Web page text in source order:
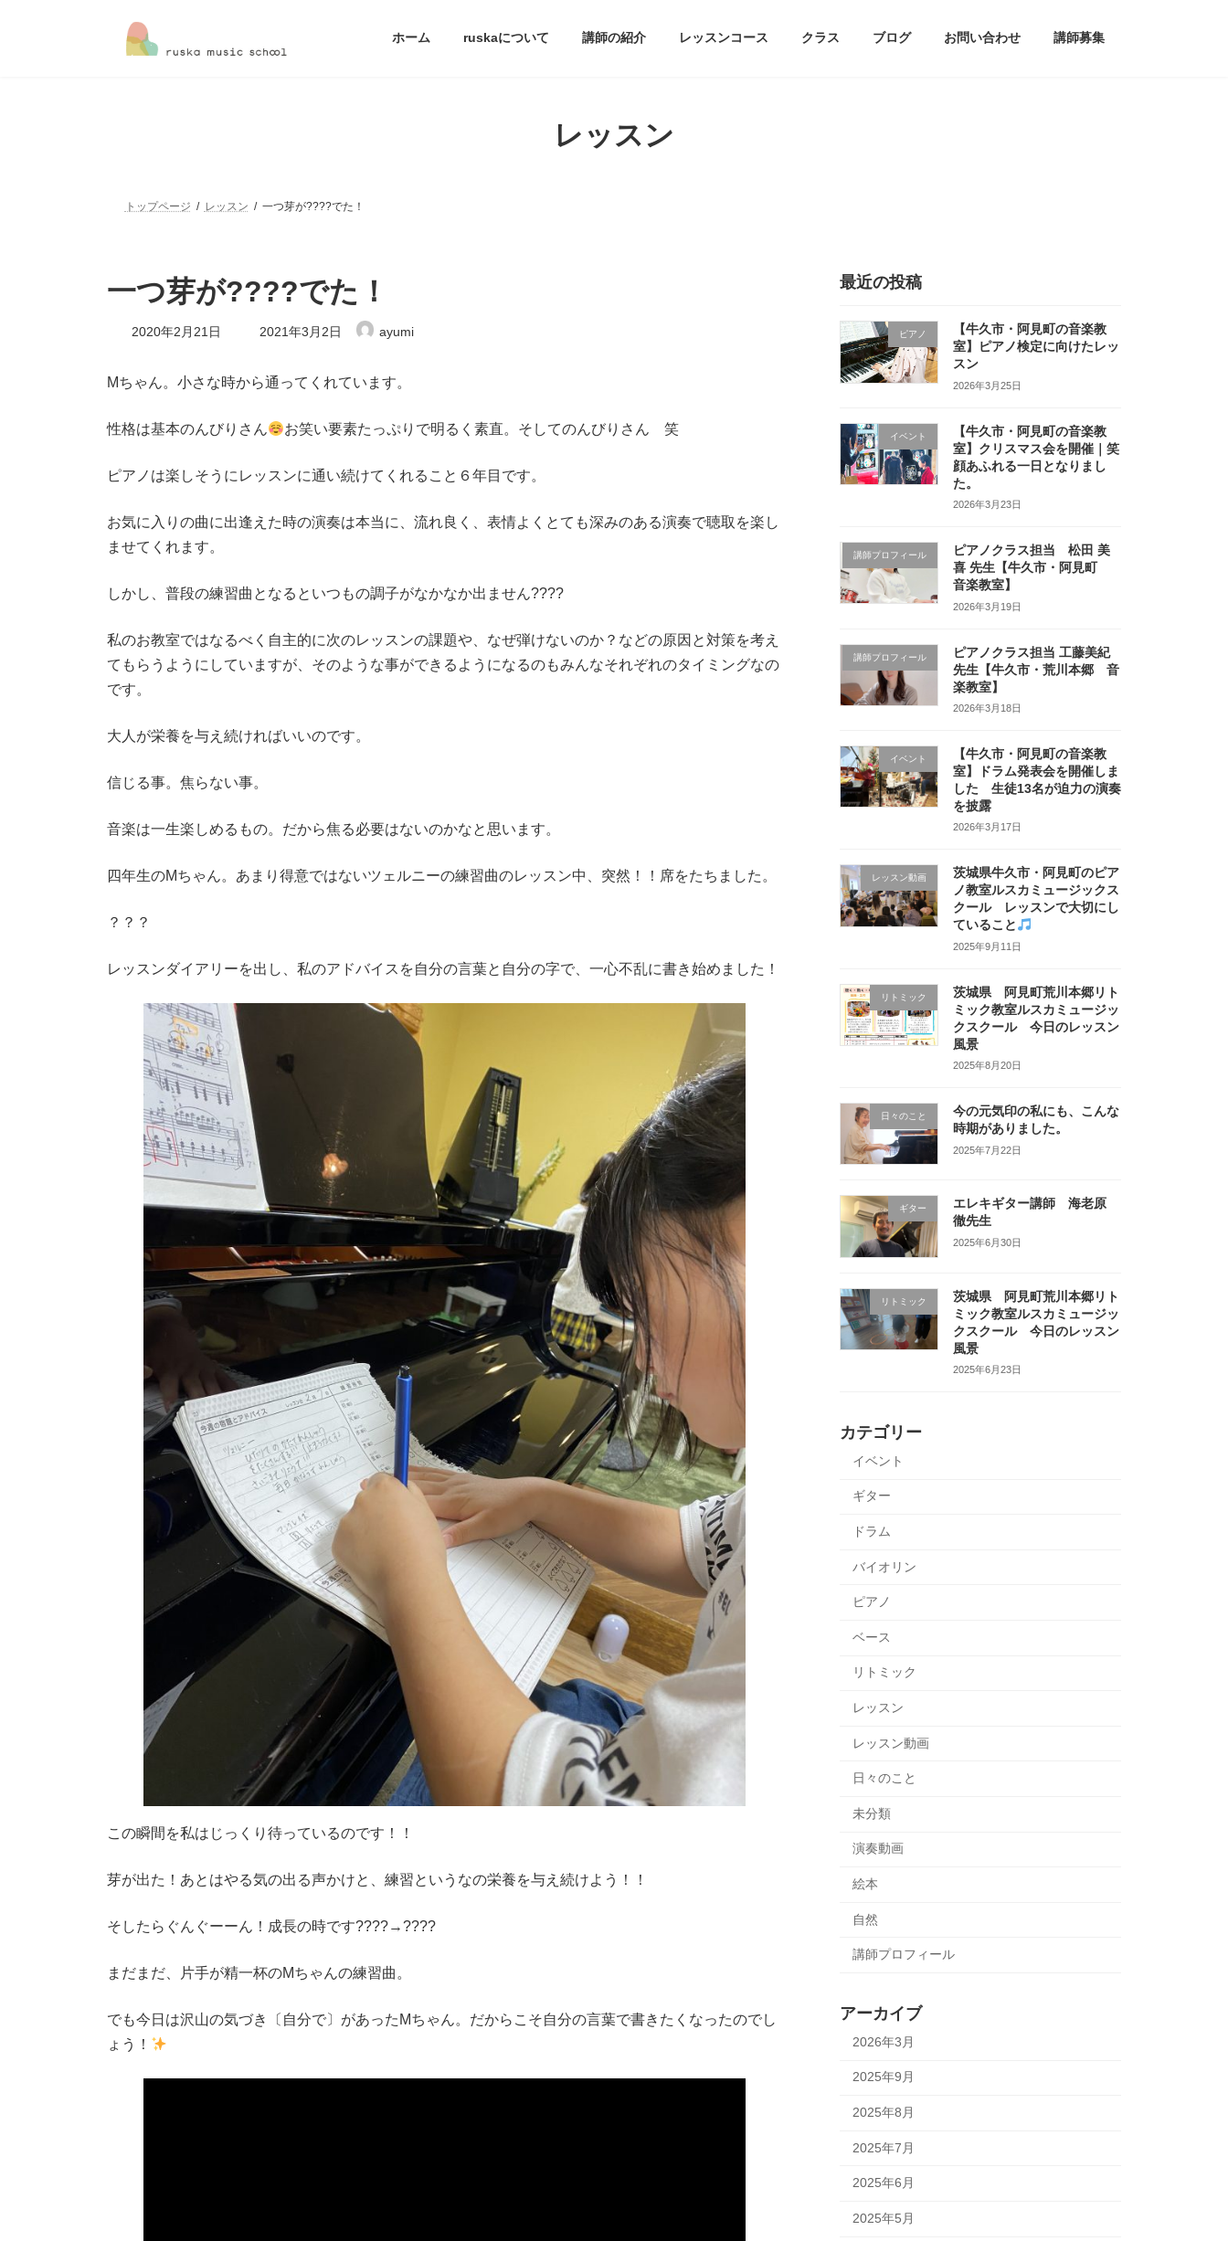
ホーム ruskaについて 講師の紹介 レッスンコース クラス ブログ お問い合わせ 講師募集
レッスン
トップページ レッスン 一つ芽が????でた！
一つ芽が????でた！
2020年2月21日
最
終
新
日
:
2021年3月2日 ayumi
Mちゃん。小さな時から通ってくれています。
性格は基本のんびりさん お笑い要素たっぷりで明るく素直。そしてのんびりさん 笑
ピアノは楽しそうにレッスンに通い続けてくれること６年目です。
お気に入りの曲に出逢えた時の演奏は本当に、流れ良く、表情よくとても深みのある演奏で聴取を楽し
ませてくれます。
しかし、普段の練習曲となるといつもの調子がなかなか出ません????
私のお教室ではなるべく自主的に次のレッスンの課題や、なぜ弾けないのか？などの原因と対策を考え
てもらうようにしていますが、そのような事ができるようになるのもみんなそれぞれのタイミングなの
です。
大人が栄養を与え続ければいいのです。
信じる事。焦らない事。
音楽は一生楽しめるもの。だから焦る必要はないのかなと思います。
四年生のMちゃん。あまり得意ではないツェルニーの練習曲のレッスン中、突然！！席をたちました。
？？？
レッスンダイアリーを出し、私のアドバイスを自分の言葉と自分の字で、一心不乱に書き始めました！
この瞬間を私はじっくり待っているのです！！
芽が出た！あとはやる気の出る声かけと、練習というなの栄養を与え続けよう！！
そしたらぐんぐーーん！成長の時です????→????
まだまだ、片手が精一杯のMちゃんの練習曲。
でも今日は沢山の気づき〔自分で〕があったMちゃん。だからこそ自分の言葉で書きたくなったのでし
ょう！
最近の投稿
ピアノ
【牛久市・阿見町の音楽教
室】ピアノ検定に向けたレッ
スン
2026年3月25日
イベント
【牛久市・阿見町の音楽教
室】クリスマス会を開催｜笑
顔あふれる一日となりまし
た。
2026年3月23日
講師プロフィール
ピアノクラス担当 松田 美
喜 先生【牛久市・阿見町
音楽教室】
2026年3月19日
講師プロフィール
ピアノクラス担当 工藤美紀
先生【牛久市・荒川本郷 音
楽教室】
2026年3月18日
イベント
【牛久市・阿見町の音楽教
室】ドラム発表会を開催しま
した 生徒13名が迫力の演奏
を披露
2026年3月17日
レッスン動画
茨城県牛久市・阿見町のピア
ノ教室ルスカミュージックス
クール レッスンで大切にし
ていること
2025年9月11日
リトミック
茨城県 阿見町荒川本郷リト
ミック教室ルスカミュージッ
クスクール 今日のレッスン
風景
2025年8月20日
日々のこと
今の元気印の私にも、こんな
時期がありました。
2025年7月22日
ギター
エレキギター講師 海老原
徹先生
2025年6月30日
リトミック
茨城県 阿見町荒川本郷リト
ミック教室ルスカミュージッ
クスクール 今日のレッスン
風景
2025年6月23日
カテゴリー
イベント
ギター
ドラム
バイオリン
ピアノ
ベース
リトミック
レッスン
レッスン動画
日々のこと
未分類
演奏動画
絵本
自然
講師プロフィール
アーカイブ
2026年3月
2025年9月
2025年8月
2025年7月
2025年6月
2025年5月